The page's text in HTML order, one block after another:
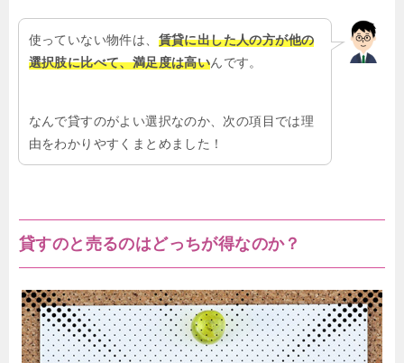
使っていない物件は、 賃貸に出した人の方が他の
選択肢に比べて、満足度は高いんです。
なんで貸すのがよい選択なのか、次の項目では理
由をわかりやすくまとめました！
貸すのと売るのはどっちが得なのか？